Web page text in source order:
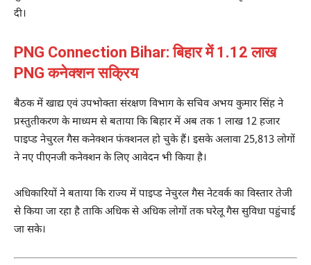
दी।
PNG Connection Bihar: बिहार में 1.12 लाख
PNG कनेक्शन सक्रिय
बैठक में खाद्य एवं उपभोक्ता संरक्षण विभाग के सचिव अभय कुमार सिंह ने
प्रस्तुतीकरण के माध्यम से बताया कि बिहार में अब तक 1 लाख 12 हजार
पाइप्ड नेचुरल गैस कनेक्शन फंक्शनल हो चुके हैं। इसके अलावा 25,813 लोगों
ने नए पीएनजी कनेक्शन के लिए आवेदन भी किया है।
अधिकारियों ने बताया कि राज्य में पाइप्ड नेचुरल गैस नेटवर्क का विस्तार तेजी
से किया जा रहा है ताकि अधिक से अधिक लोगों तक घरेलू गैस सुविधा पहुंचाई
जा सके।